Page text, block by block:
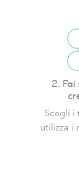
2. Fai
Scegli i
utilizza i